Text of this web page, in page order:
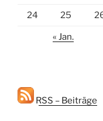
24 25
« Jan.
RSS – Beiträge